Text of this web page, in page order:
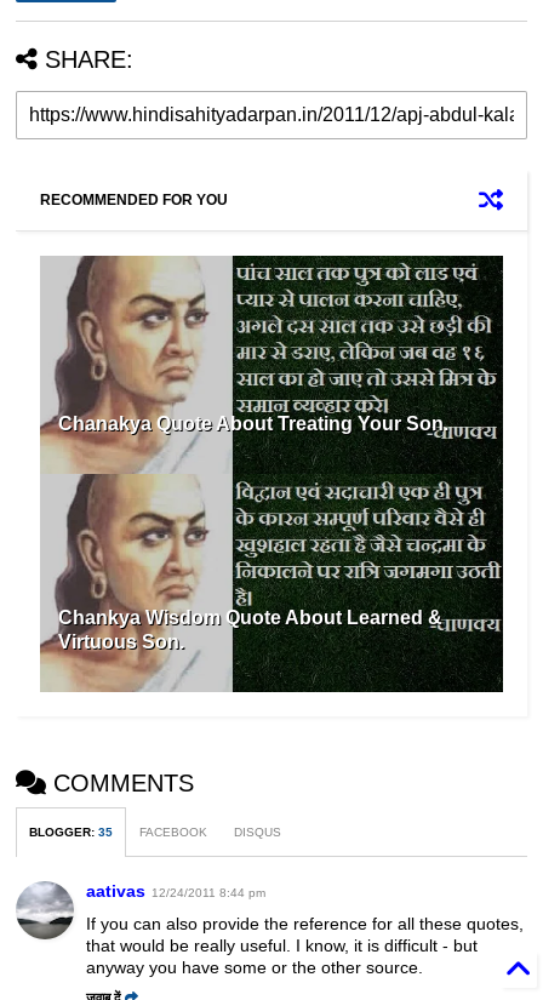
SHARE:
RECOMMENDED FOR YOU
Chanakya Quote About Treating Your Son.
Chankya Wisdom Quote About Learned &
Virtuous Son.
COMMENTS
BLOGGER:35 FACEBOOK DISQUS
aativas 12/24/2011 8:44 pm
If you can also provide the reference for all these quotes,
that would be really useful. I know, it is difficult - but
anyway you have some or the other source.
जवाब दें